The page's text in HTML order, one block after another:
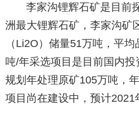
李家沟锂辉石矿是目前
洲最大锂辉石矿，李家沟矿
（Li2O）储量51万吨，平
吨/年采选项目是目前国内投
规划年处理原矿105万吨，
项目尚在建设中，预计2021